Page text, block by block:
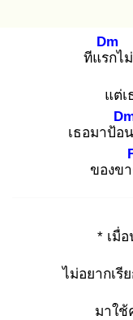
ทีแรก
Dm
ไ
แต่เ
เธอมาป้อน
ของข
* เมื่
ไม่อยากเรี
มาใช้